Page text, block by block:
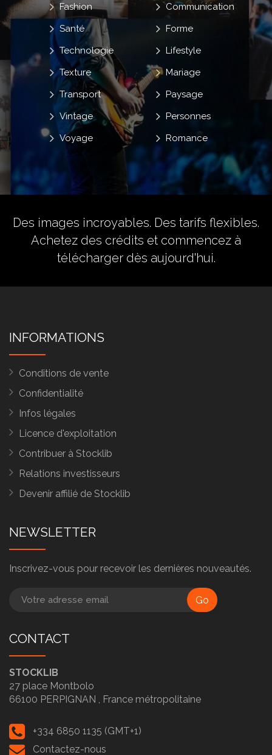
Communication
Fashion
Forme
Lifestyle
Mariage
Paysage
Personnes
Romance
Santé
Technologie
Texture
Transport
Vintage
Voyage
Des images incroyables. Des tarifs flexibles.
Achetez des crédits et commencez à
télécharger dès aujourd'hui.
INFORMATIONS
Conditions de vente
Confidentialité
Infos légales
Licence d'exploitation
Contribuer à Stocklib
Relations investisseurs
Devenir affilié de Stocklib
NEWSLETTER
Inscrivez-vous pour recevoir les dernières nouveautés.
Go
CONTACT
STOCKLIB
27 place Montbolo
66100 PERPIGNAN , France métropolitaine
+334 6850 1135 (GMT+1)
Contactez-nous